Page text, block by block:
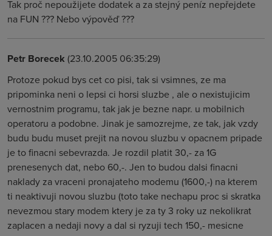
Tak proč nepoužijete dodatek a za stejný peníz nepřejdete
na FUN ??? Nebo výpověď ???
Petr Borecek (23.10.2005 06:35:29)
Protoze pokud bys cet co pisi, tak si vsimnes, ze ma
pripominka neni o lepsi ci horsi sluzbe , ale o nexistujicim
vernostnim programu, tak jak je bezne napr. u mobilnich
operatoru a podobne. Jinak je samozrejme, ze tak, jak vzdy
budu budu muset prejit na novou sluzbu v opacnem pripade
je to finacni sebevrazda. Je rozdil platit 30,- za 1G
prenesenych dat, nebo 60,-. Jen to budou dalsi finacni
naklady za vraceni pronajateho modemu (1600,-) na kterem
ti neaktivuji novou sluzbu (toto take nechapu proc si skratka
nevezmou stary modem ktery je za ty 3 roky uz nekolikrat
zaplacen a nedaji novy a dal si ryzuji tech 150,- mesicne